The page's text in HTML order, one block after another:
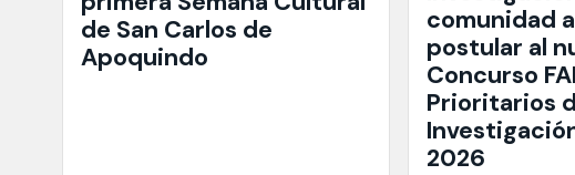
de San Carlos de
Apoquindo
comunidad
postular al
Concurso
Prioritarios
2026